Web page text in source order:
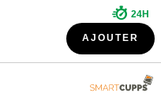
24H
AJOUTER